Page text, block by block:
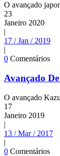
O avançado
23
Janeiro 2020
|
17 / Jan / 2019
|
0 Comentários
Avançado
O avançado
17
Janeiro 2019
|
13 / Mar / 2017
|
0 Comentários